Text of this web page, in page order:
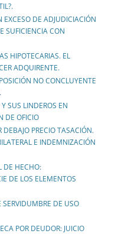
DE ADJUDICIACIÓN
SUFICIENCIA CON
HIPOTECARIAS. EL
ADQUIRENTE.
NO CONCLUYENTE
SUS LINDEROS EN
DE OFICIO
PRECIO TASACIÓN.
E INDEMNIZACIÓN
DE HECHO:
DE LOS ELEMENTOS
DE USO
POR DEUDOR: JUICIO